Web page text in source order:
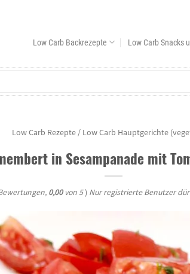
Low Carb Backrezepte Low Carb Snacks
Low Carb Rezepte / Low Carb Hauptgerichte
in Sesampanade mit
0,00von 5) Nur registrierte Benutzer